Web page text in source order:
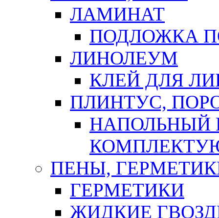
ЛАМИНАТ
ПОДЛОЖКА
ЛИНОЛЕУМ
КЛЕЙ ДЛЯ
ПЛИНТУС,
НАПОЛЬНЫЙ
ПЕНЫ,
ГЕРМЕТИКИ
ЖИДКИЕ